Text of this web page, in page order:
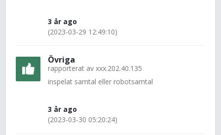
3 år ago
(2023-03-29 12:49:10)
Övriga
rapporterat av xxx.202.40.135
inspelat samtal eller robotsamtal
3 år ago
(2023-03-30 05:20:24)